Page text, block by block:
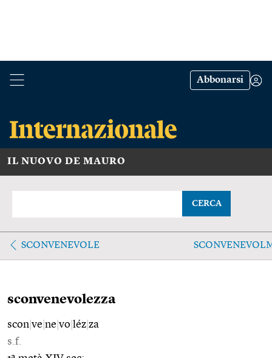
Abbonarsi
IL NUOVO DE MAURO
CERCA
SCONVENEVOLE
sconvenevolezza
scon ve ne vo léz za
s.f.